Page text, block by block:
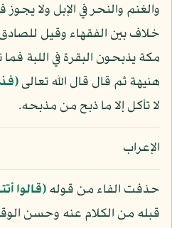
والغنم والنحر في الإبل ولا
خلاف بين الفقهاء وقيل للصادق
مكة يذبحون البقرة في اللبة
هنيهة ثم قال قال الله تعالى
لا تأكل إلا ما ذبح من مذبحه.
الإعراب
حذفت الفاء من قوله﴿قالوا
قبله من الكلام عنه وحسن